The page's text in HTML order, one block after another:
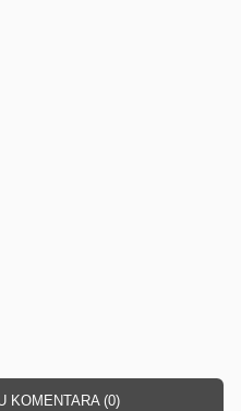
KOMENTARA (0)